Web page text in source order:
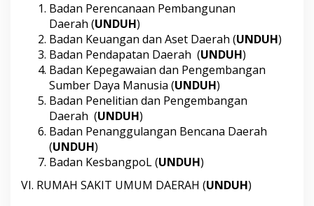
Badan Perencanaan Pembangunan
Daerah (UNDUH)
Badan Keuangan dan Aset Daerah (UNDUH)
Badan Pendapatan Daerah (UNDUH)
Badan Kepegawaian dan Pengembangan
Sumber Daya Manusia (UNDUH)
Badan Penelitian dan Pengembangan
Daerah (UNDUH)
Badan Penanggulangan Bencana Daerah
(UNDUH)
Badan KesbangpoL (UNDUH)
VI. RUMAH SAKIT UMUM DAERAH (UNDUH)